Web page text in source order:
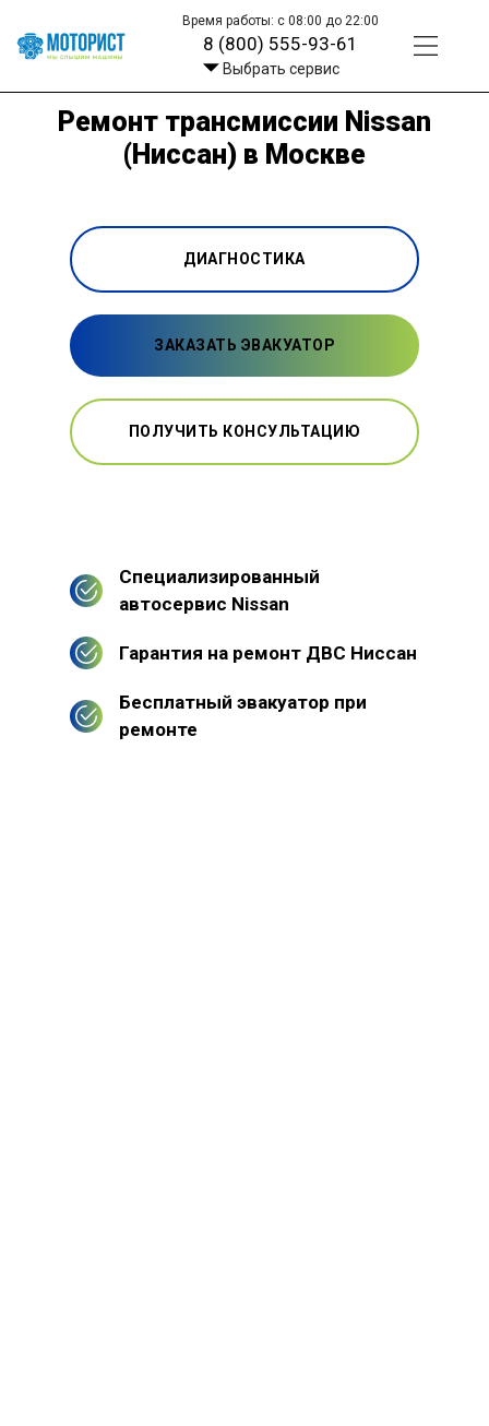
Время работы: с 08:00 до 22:00
8 (800) 555-93-61
Выбрать сервис
Ремонт трансмиссии Nissan
(Ниссан) в Москве
ДИАГНОСТИКА
ЗАКАЗАТЬ ЭВАКУАТОР
ПОЛУЧИТЬ КОНСУЛЬТАЦИЮ
Специализированный
автосервис Nissan
Гарантия на ремонт ДВС Ниссан
Бесплатный эвакуатор при
ремонте